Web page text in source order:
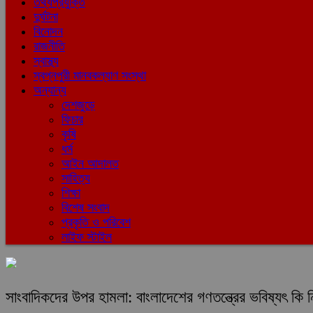
দুর্ঘটনা
বিনোদন
রাজনীতি
স্বাস্থ্য
স্বপ্নপুরী মানবকল্যাণ সংস্থা
অন্যান্য
দেশজুড়ে
ফিচার
কৃষি
ধর্ম
আইন আদালত
সাহিত্য
শিক্ষা
বিশেষ সংবাদ
প্রকৃতি ও পরিবেশ
লাইফ স্টাইল
সাংবাদিকদের উপর হামলা: বাংলাদেশের গণতন্ত্রের ভবিষ্যৎ কি